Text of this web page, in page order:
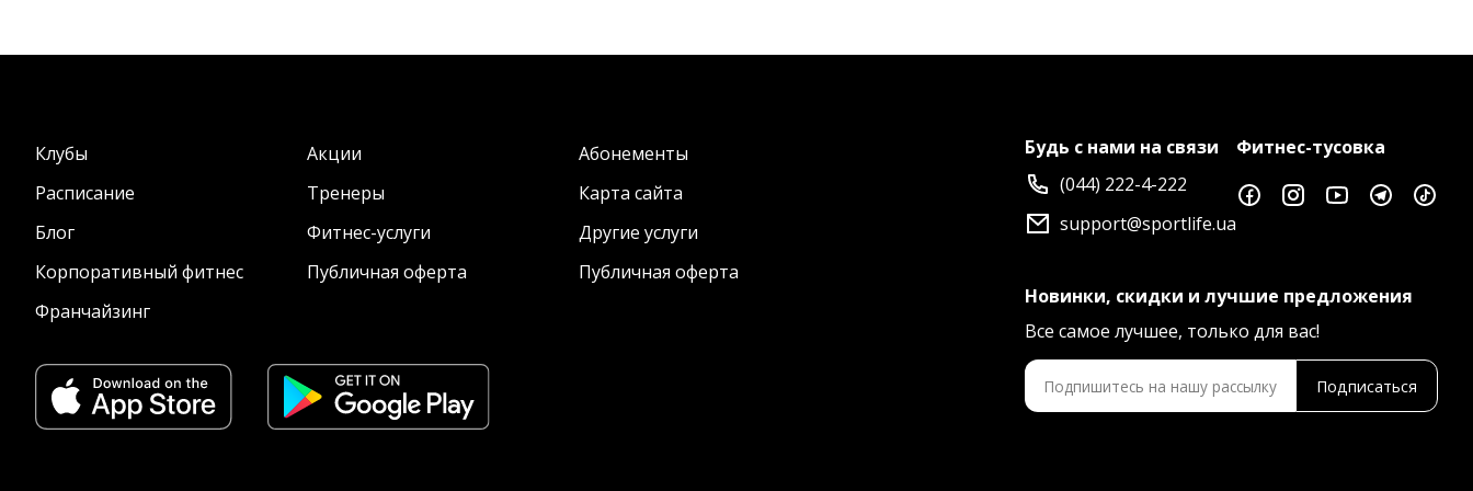
Клубы Акции
Абонементы
Расписание
Тренеры
Карта сайта
Блог
Фитнес-услуги
Другие услуги
Корпоративный фитнес
Публичная оферта
Публичная оферта
Франчайзинг
Будь с нами на связи
(044) 222-4-222
support@sportlife.ua
Фитнес-тусовка
Новинки, скидки и лучшие предложения
Все самое лучшее, только для вас!
Подписаться